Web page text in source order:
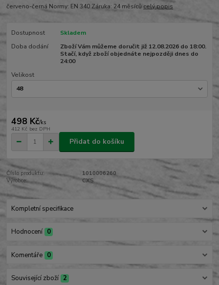
červeno-černá Normy: EN 340 Záruka: 24 měsíců celý popis
Dostupnost
Skladem
Doba dodání
Zboží Vám můžeme doručit již 12.08.2026 do 18:00.
Stačí, když zboží objednáte nejpozději dnes do
24:00
Velikost
498 Kč/ks
412 Kč bez DPH
Přidat do košíku
Číslo produktu:
1010006260
Výrobce:
CXS
Kompletní specifikace
Hodnocení 0
Komentáře 0
Související zboží 2